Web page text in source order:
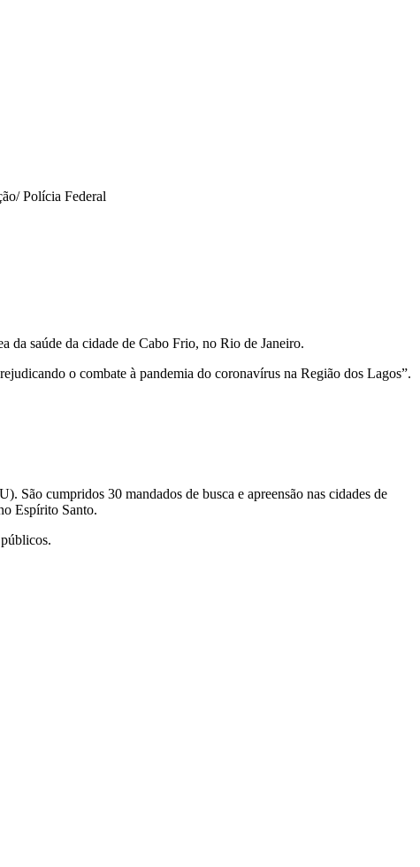
Polícia Federal
da saúde da cidade de Cabo Frio, no Rio de Janeiro.
o combate à pandemia do coronavírus na Região dos Lagos”.
cumpridos 30 mandados de busca e apreensão nas cidades de
Espírito Santo.